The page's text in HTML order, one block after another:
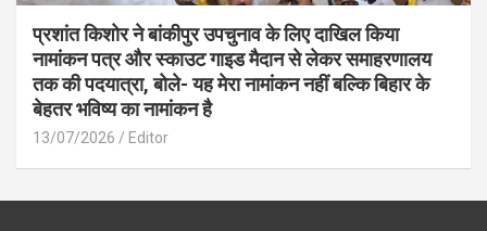
प्रशांत किशोर ने बांकीपुर उपचुनाव के लिए दाखिल किया
नामांकन पत्र और स्काउट गाइड मैदान से लेकर समाहरणालय
तक की पदयात्रा, बोले- यह मेरा नामांकन नहीं बल्कि बिहार के
बेहतर भविष्य का नामांकन है
13/07/2026 Editor